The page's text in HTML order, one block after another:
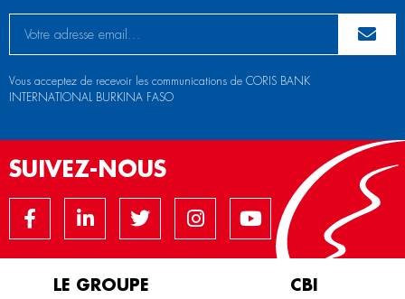
Vous acceptez de recevoir les communications de CORIS BANK
INTERNATIONAL BURKINA FASO
SUIVEZ-NOUS
LE GROUPE CBI